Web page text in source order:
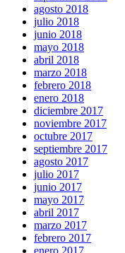
agosto 2018
julio 2018
junio 2018
mayo 2018
abril 2018
marzo 2018
febrero 2018
enero 2018
diciembre 2017
noviembre 2017
octubre 2017
septiembre 2017
agosto 2017
julio 2017
junio 2017
mayo 2017
abril 2017
marzo 2017
febrero 2017